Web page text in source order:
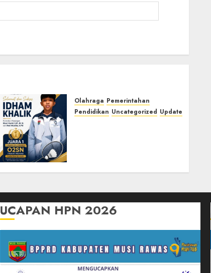
Olahraga Pemerintahan
Pendidikan Uncategorized Update
UCAPAN HPN 2026